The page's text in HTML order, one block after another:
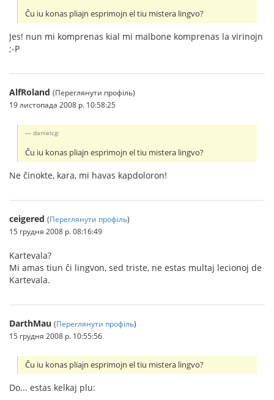
Ĉu iu konas pliajn esprimojn el tiu mistera lingvo?
Jes! nun mi komprenas kial mi malbone komprenas la virinojn
;-P
AlfRoland (Переглянути профіль)
19 листопада 2008 р. 10:58:25
danielcg:
Ĉu iu konas pliajn esprimojn el tiu mistera lingvo?
Ne ĉinokte, kara, mi havas kapdoloron!
ceigered (Переглянути профіль)
15 грудня 2008 р. 08:16:49
Kartevala?
Mi amas tiun ĉi lingvon, sed triste, ne estas multaj lecionoj de
Kartevala.
DarthMau (Переглянути профіль)
15 грудня 2008 р. 10:55:56
Ĉu iu konas pliajn esprimojn el tiu mistera lingvo?
Do... estas kelkaj plu: